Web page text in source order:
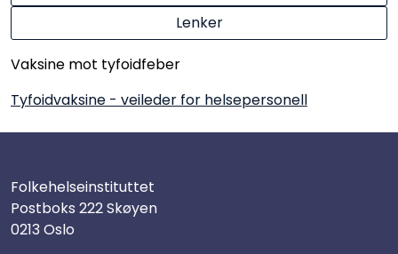
Lenker
Vaksine mot tyfoidfeber
Tyfoidvaksine - veileder for helsepersonell
Folkehelseinstituttet
Postboks 222 Skøyen
0213 Oslo